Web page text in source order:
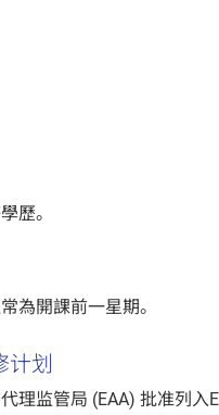
歷。
為開課前一星期。
计划
理监管局 (EAA) 批准列入